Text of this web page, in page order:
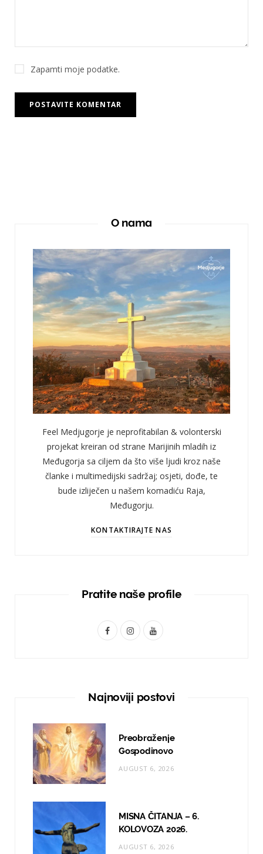
Zapamti moje podatke.
O nama
Feel Medjugorje je neprofitabilan & volonterski
projekat kreiran od strane Marijinih mladih iz
Međugorja sa ciljem da što više ljudi kroz naše
članke i multimedijski sadržaj; osjeti, dođe, te
bude izliječen u našem komadiću Raja,
Međugorju.
KONTAKTIRAJTE NAS
Pratite naše profile
F
I
t
r
a
Y
T
e
Najnoviji postovi
Preobraženje
Gospodinovo
AUGUST 6, 2026
MISNA ČITANJA – 6.
KOLOVOZA 2026.
AUGUST 6, 2026